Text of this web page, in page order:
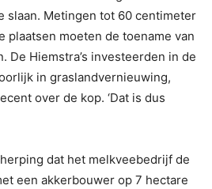
slaan. Metingen tot 60 centimeter
plaatsen moeten de toename van
De Hiemstra’s investeerden in de
in graslandvernieuwing,
over de kop. ‘Dat is dus
dat het melkveebedrijf de
een akkerbouwer op 7 hectare